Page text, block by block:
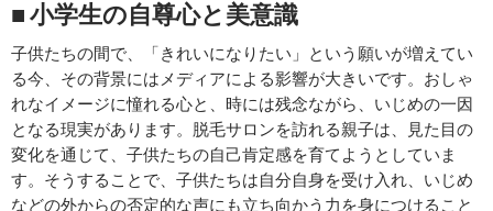
■ 小学生の自尊心と美意識
子供たちの間で、「きれいになりたい」という願いが増えてい
る今、その背景にはメディアによる影響が大きいです。おしゃ
れなイメージに憧れる心と、時には残念ながら、いじめの一因
となる現実があります。脱毛サロンを訪れる親子は、見た目の
変化を通じて、子供たちの自己肯定感を育てようとしていま
す。そうすることで、子供たちは自分自身を受け入れ、いじめ
などの外からの否定的な声にも立ち向かう力を身につけること